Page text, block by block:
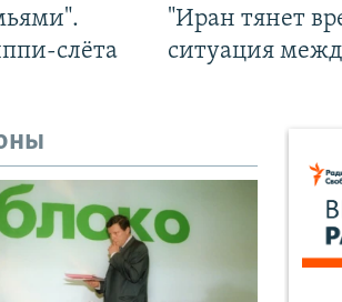
слёта
"Иран тянет
ситуация